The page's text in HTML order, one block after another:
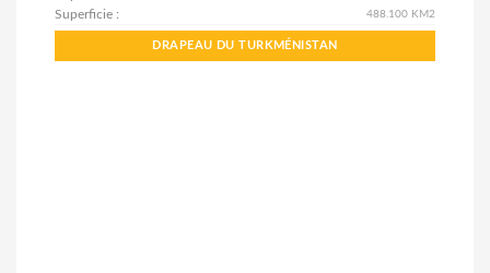
Superficie :
488.100 KM2
DRAPEAU DU TURKMÉNISTAN